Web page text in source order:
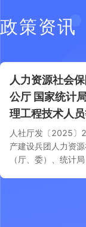
政策资讯
人力资源社会
公厅 国家统计
理工程技术人
人社厅发〔2025〕
产建设兵团人力资
（厅、委）、统计